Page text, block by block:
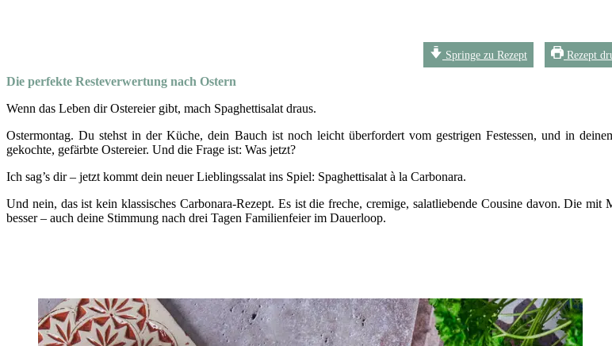
Springe zu Rezept Rezept
Die perfekte Resteverwertung nach Ostern
Wenn das Leben dir Ostereier gibt, mach Spaghettisalat draus.
Ostermontag. Du stehst in der Küche, dein Bauch ist noch leicht überfordert vom gestrigen Festessen, und in
gekochte, gefärbte Ostereier. Und die Frage ist: Was jetzt?
Ich sag’s dir – jetzt kommt dein neuer Lieblingssalat ins Spiel: Spaghettisalat à la Carbonara.
Und nein, das ist kein klassisches Carbonara-Rezept. Es ist die freche, cremige, salatliebende Cousine davon. Die
besser – auch deine Stimmung nach drei Tagen Familienfeier im Dauerloop.